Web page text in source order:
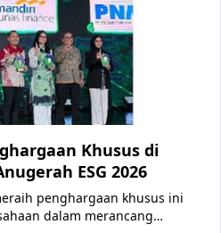
Khusus di
ESG 2026
penghargaan khusus ini
dalam merancang